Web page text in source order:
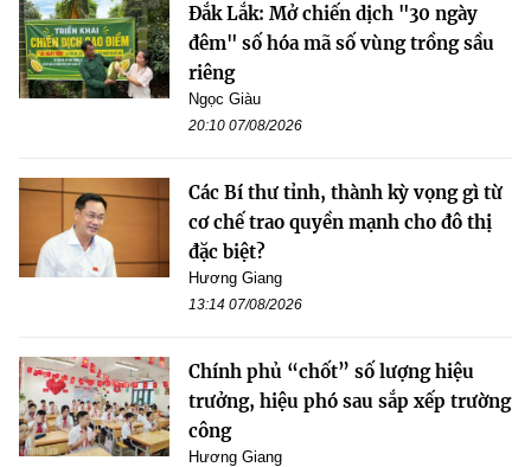
Đắk Lắk: Mở chiến dịch "30 ngày
đêm" số hóa mã số vùng trồng sầu
riêng
Ngọc Giàu
20:10 07/08/2026
Các Bí thư tỉnh, thành kỳ vọng gì từ
cơ chế trao quyền mạnh cho đô thị
đặc biệt?
Hương Giang
13:14 07/08/2026
Chính phủ “chốt” số lượng hiệu
trưởng, hiệu phó sau sắp xếp trường
công
Hương Giang